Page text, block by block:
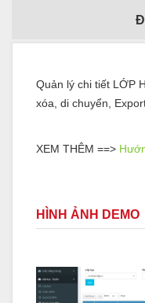
Quản lý chi tiết LỚP
xóa, di chuyển,
XEM THÊM ==>
HÌNH ẢNH DEMO